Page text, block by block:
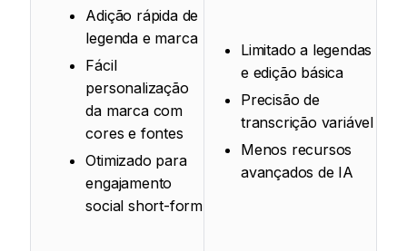
Adição rápida de
legenda e marca
Fácil
personalização
da marca com
cores e fontes
Otimizado para
engajamento
social short-form
Limitado a legendas
e edição básica
Precisão de
transcrição variável
Menos recursos
avançados de IA